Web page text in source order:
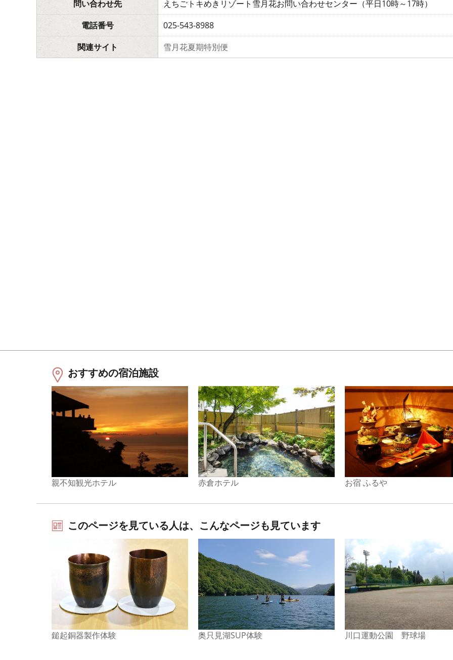
問い合わせ先
えちごトキめきリゾート雪月花お問い合わせセンター（平日10時～17時）
電話番号
025-543-8988
関連サイト
雪月花夏期特別便
おすすめの宿泊施設
親不知観光ホテル 赤倉ホテル お宿 ふるや
このページを見ている人は、こんなページも見ています
鎚起銅器製作体験 奥只見湖SUP体験 川口運動公園 野球場